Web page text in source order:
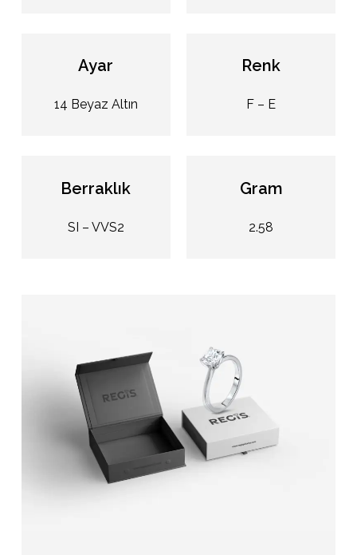
Ayar
14 Beyaz Altın
Renk
F – E
Berraklık
SI – VVS2
Gram
2.58